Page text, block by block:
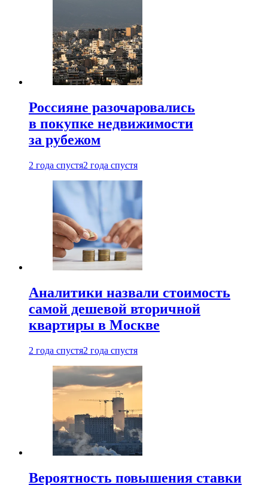
Россияне разочаровались
в покупке недвижимости
за рубежом
2 года спустя2 года спустя
Аналитики назвали стоимость
самой дешевой вторичной
квартиры в Москве
2 года спустя2 года спустя
Вероятность повышения ставки